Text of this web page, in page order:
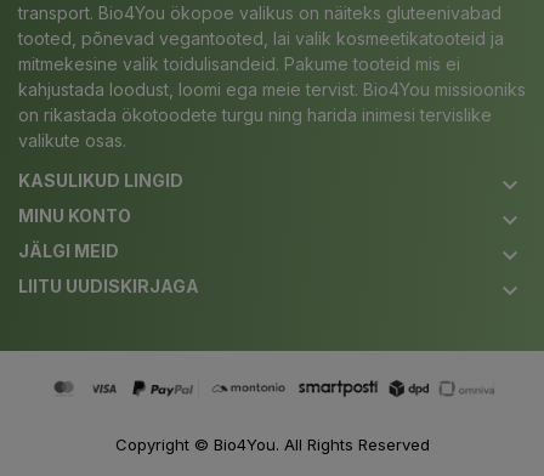
transport. Bio4You ökopoe valikus on näiteks gluteenivabad
tooted, põnevad vegantooted, lai valik kosmeetikatooteid ja
mitmekesine valik toidulisandeid. Pakume tooteid mis ei
kahjustada loodust, loomi ega meie tervist. Bio4You missiooniks
on rikastada ökotoodete turgu ning harida inimesi tervislike
valikute osas.
KASULIKUD LINGID
keyboard_arrow_down
MINU KONTO keyboard_arrow_down
JÄLGI MEID keyboard_arrow_down
LIITU UUDISKIRJAGA keyboard_arrow_down
Copyright © Bio4You. All Rights Reserved